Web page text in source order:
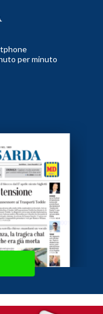
per minuto